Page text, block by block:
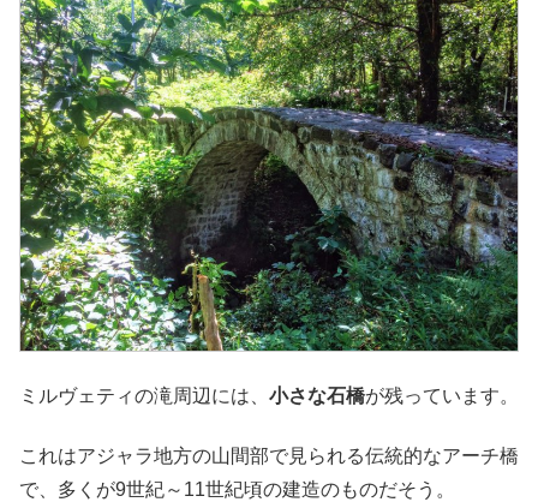
ミルヴェティの滝周辺には、 小さな石橋が残っています。
これはアジャラ地方の山間部で見られる伝統的なアーチ橋
で、多くが9世紀～11世紀頃の建造のものだそう。